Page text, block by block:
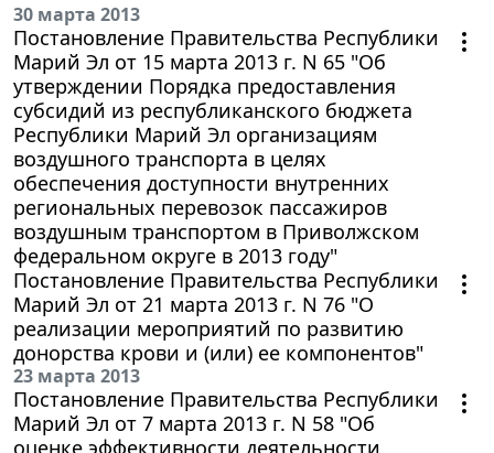
30 марта 2013
Постановление Правительства Республики
Марий Эл от 15 марта 2013 г. N 65 "Об
утверждении Порядка предоставления
субсидий из республиканского бюджета
Республики Марий Эл организациям
воздушного транспорта в целях
обеспечения доступности внутренних
региональных перевозок пассажиров
воздушным транспортом в Приволжском
федеральном округе в 2013 году"
Постановление Правительства Республики
Марий Эл от 21 марта 2013 г. N 76 "О
реализации мероприятий по развитию
донорства крови и (или) ее компонентов"
23 марта 2013
Постановление Правительства Республики
Марий Эл от 7 марта 2013 г. N 58 "Об
оценке эффективности деятельности